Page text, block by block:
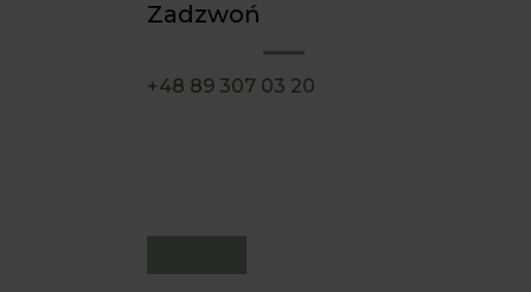
Zadzwoń
+48 89 307 03 20